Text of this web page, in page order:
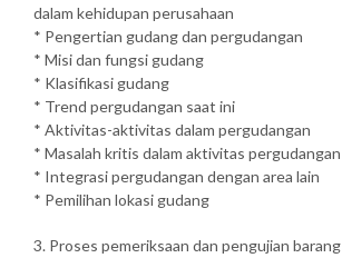
dalam kehidupan perusahaan
* Pengertian gudang dan pergudangan
* Misi dan fungsi gudang
* Klasifikasi gudang
* Trend pergudangan saat ini
* Aktivitas-aktivitas dalam pergudangan
* Masalah kritis dalam aktivitas pergudangan
* Integrasi pergudangan dengan area lain
* Pemilihan lokasi gudang
3. Proses pemeriksaan dan pengujian barang